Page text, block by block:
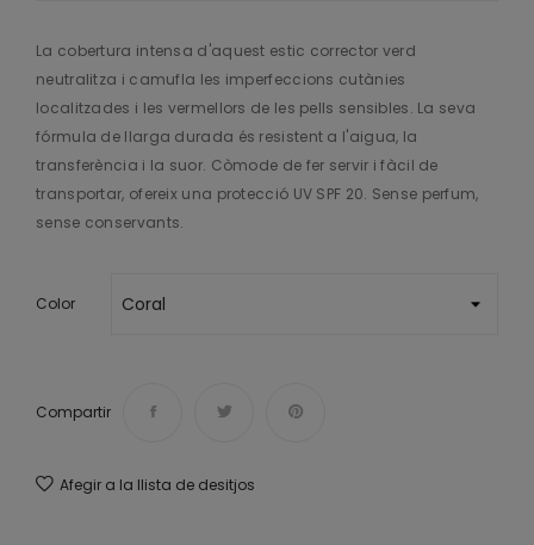
La cobertura intensa d'aquest estic corrector verd
neutralitza i camufla les imperfeccions cutànies
localitzades i les vermellors de les pells sensibles. La seva
fórmula de llarga durada és resistent a l'aigua, la
transferència i la suor. Còmode de fer servir i fàcil de
transportar, ofereix una protecció UV SPF 20. Sense perfum,
sense conservants.
Color
Compartir
Afegir a la llista de desitjos